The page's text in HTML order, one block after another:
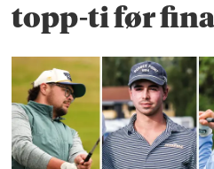
topp-ti før